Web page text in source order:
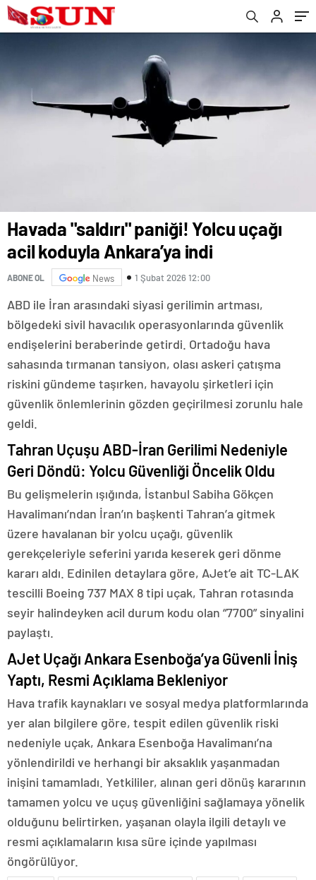
Havada "saldırı" paniği! Yolcu uçağı
acil koduyla Ankara’ya indi
ABONE OL News 1 Şubat 2026 12:00
ABD ile İran arasındaki siyasi gerilimin artması,
bölgedeki sivil havacılık operasyonlarında güvenlik
endişelerini beraberinde getirdi. Ortadoğu hava
sahasında tırmanan tansiyon, olası askeri çatışma
riskini gündeme taşırken, havayolu şirketleri için
güvenlik önlemlerinin gözden geçirilmesi zorunlu hale
geldi.
Tahran Uçuşu ABD-İran Gerilimi Nedeniyle
Geri Döndü: Yolcu Güvenliği Öncelik Oldu
Bu gelişmelerin ışığında, İstanbul Sabiha Gökçen
Havalimanı’ndan İran’ın başkenti Tahran’a gitmek
üzere havalanan bir yolcu uçağı, güvenlik
gerekçeleriyle seferini yarıda keserek geri dönme
kararı aldı. Edinilen detaylara göre, AJet’e ait TC-LAK
tescilli Boeing 737 MAX 8 tipi uçak, Tahran rotasında
seyir halindeyken acil durum kodu olan “7700” sinyalini
paylaştı.
AJet Uçağı Ankara Esenboğa’ya Güvenli İniş
Yaptı, Resmi Açıklama Bekleniyor
Hava trafik kaynakları ve sosyal medya platformlarında
yer alan bilgilere göre, tespit edilen güvenlik riski
nedeniyle uçak, Ankara Esenboğa Havalimanı’na
yönlendirildi ve herhangi bir aksaklık yaşanmadan
inişini tamamladı. Yetkililer, alınan geri dönüş kararının
tamamen yolcu ve uçuş güvenliğini sağlamaya yönelik
olduğunu belirtirken, yaşanan olayla ilgili detaylı ve
resmi açıklamaların kısa süre içinde yapılması
öngörülüyor.